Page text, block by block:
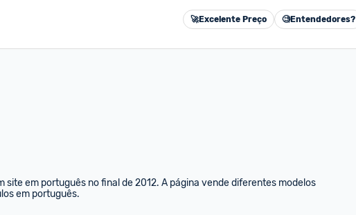
🚀Excelente Preço 🧐Entendedores?
em português no final de 2012. A página vende diferentes modelos
em português.